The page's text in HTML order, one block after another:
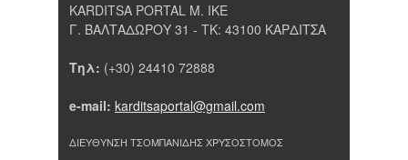
KARDITSA PORTAL Μ. ΙΚΕ
Γ. ΒΑΛΤΑΔΩΡΟΥ 31 - ΤΚ: 43100 ΚΑΡΔΙΤΣΑ
Τηλ: (+30) 24410 72888
e-mail: karditsaportal@gmail.com
ΔΙΕΥΘΥΝΣΗ ΤΣΟΜΠΑΝΙΔΗΣ ΧΡΥΣΟΣΤΟΜΟΣ